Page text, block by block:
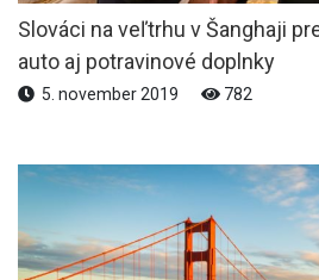
Slováci na veľtrhu v Šanghaji
auto aj potravinové doplnky
5. november 2019 782